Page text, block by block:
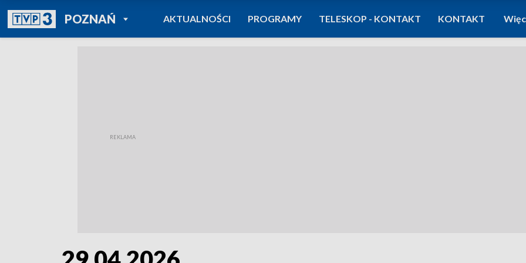
POZNAŃPOWRÓT DO
TVP REGIONY
AKTUALNOŚCI PROGRAMY TELESKOP - KONTAKT KONTAKT